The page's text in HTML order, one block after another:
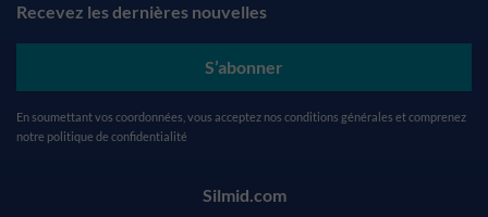
Recevez les dernières nouvelles
S’abonner
En soumettant vos coordonnées, vous acceptez nos conditions générales et comprenez
notre politique de confidentialité
Silmid.com